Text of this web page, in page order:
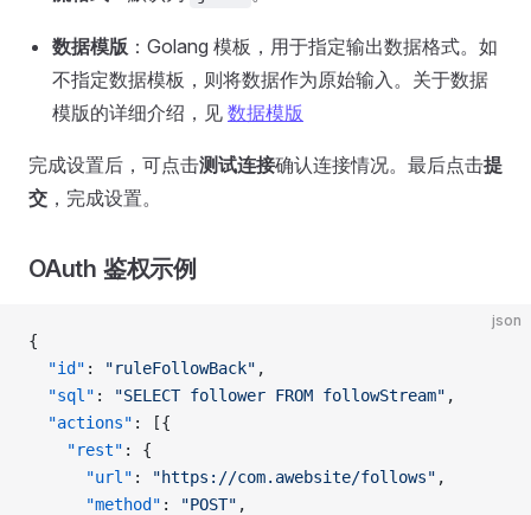
数据模版 ：Golang 模板，用于指定输出数据格式。如
不指定数据模板，则将数据作为原始输入。关于数据
模版的详细介绍，见 数据模版
完成设置后，可点击测试连接确认连接情况。最后点击提
交 ，完成设置。
OAuth 鉴权示例
json
{
  "id"
: "ruleFollowBack" ,
  "sql"
: "SELECT follower FROM followStream" ,
  "actions"
: [{
    "rest"
: {
      "url"
: "https://com.awebsite/follows" ,
      "method"
: "POST" ,